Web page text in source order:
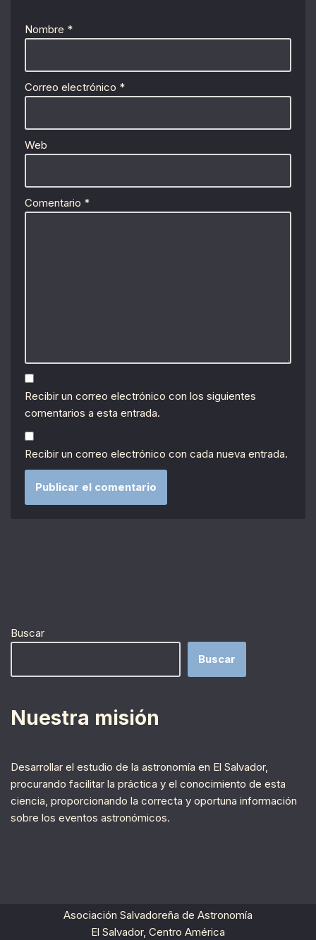
Nombre *
Correo electrónico *
Web
Comentario *
Recibir un correo electrónico con los siguientes
comentarios a esta entrada.
Recibir un correo electrónico con cada nueva entrada.
Buscar
Buscar
Nuestra misión
Desarrollar el estudio de la astronomía en El Salvador,
procurando facilitar la práctica y el conocimiento de esta
ciencia, proporcionando la correcta y oportuna información
sobre los eventos astronómicos.
Asociación Salvadoreña de Astronomía
El Salvador, Centro América